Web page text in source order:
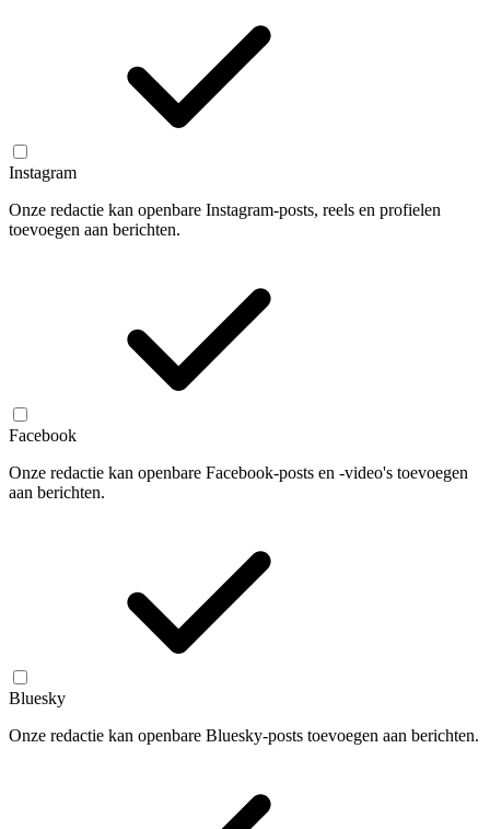
Instagram
Onze redactie kan openbare Instagram-posts, reels en profielen
toevoegen aan berichten.
Facebook
Onze redactie kan openbare Facebook-posts en -video's toevoegen
aan berichten.
Bluesky
Onze redactie kan openbare Bluesky-posts toevoegen aan berichten.